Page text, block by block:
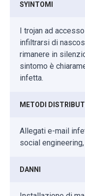
SYINTOMI
I trojan ad
infiltrarsi di
rimanere in
sintomo è
infetta.
METODI
Allegati e-mail
social
DANNI